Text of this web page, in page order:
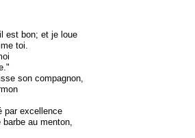
est bon; et je loue
toi.
son compagnon,
par excellence
au menton,